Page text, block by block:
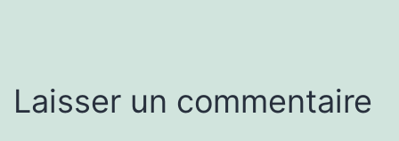
Laisser un commentaire